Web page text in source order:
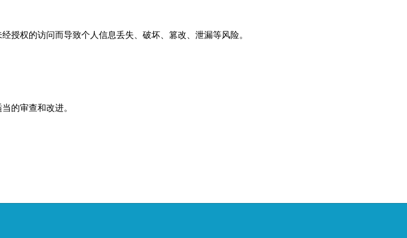
授权的访问而导致个人信息丢失、破坏、篡改、泄漏等风险。
的审查和改进。